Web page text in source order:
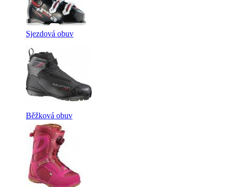
Sjezdová obuv
Běžková obuv